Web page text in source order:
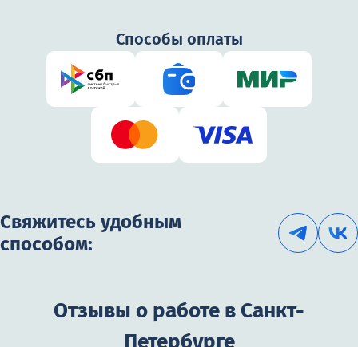
Способы оплаты
Свяжитесь удобным
способом:
Отзывы о работе в Санкт-
Петербурге